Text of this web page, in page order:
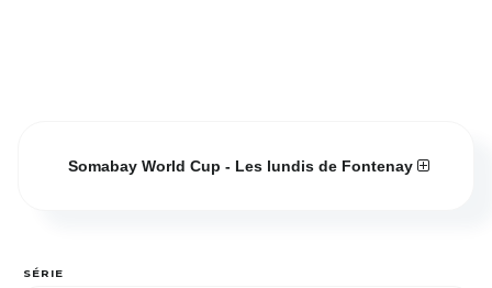
Somabay World Cup - Les lundis de Fontenay
SÉRIE